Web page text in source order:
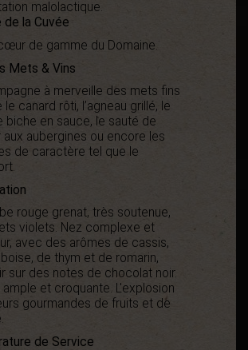
malolactique.
de la Cuvée
de gamme du Domaine.
Mets & Vins
à merveille des mets fins
canard rôti, l’agneau grillé, le
biche en sauce, le sauté de
aux aubergines ou encore les
de caractère tel que le
rouge grenat, très soutenue,
violets. Nez complexe et
avec des arômes de cassis,
de thym et de romarin,
sur des notes de chocolat noir.
ample et croquante. L'explosion
gourmandes de fruits et de
de Service